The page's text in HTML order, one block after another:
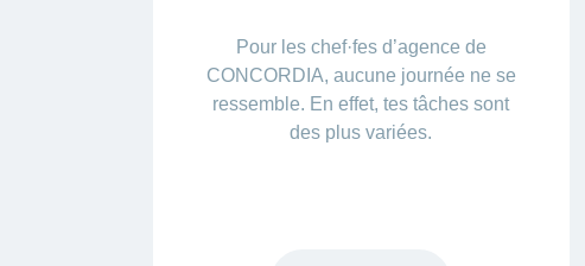
Pour les chef·fes d’agence de
CONCORDIA, aucune journée ne se
ressemble. En effet, tes tâches sont
des plus variées.